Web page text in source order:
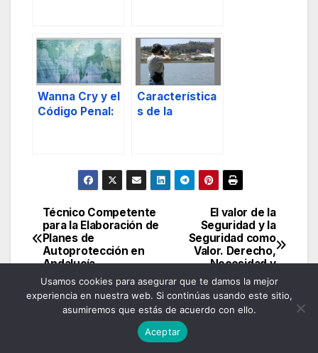
vinculada a los
clanes
familiares
árabes. Pt. 2.
Wanna Cry y el
Código Penal:
Característica
s de la
al.
Navegación
de
entradas
El valor de la
Seguridad y la
Seguridad como
Valor. Derecho,
Necesidad y
Garantía.
Técnico Competente
para la Elaboración de
Planes de
Autoprotección en
Andalucía.
Usamos cookies para asegurar que te damos la mejor
experiencia en nuestra web. Si continúas usando este sitio,
asumiremos que estás de acuerdo con ello.
Aceptar